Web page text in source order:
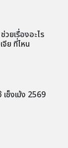
วยเรื่องอะไร
จีย ที่ไหน
ช็งเม้ง 2569